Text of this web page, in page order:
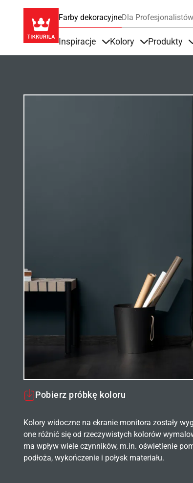
Farby dekoracyjneDla Profesjonalistów
Inspiracje Kolory Produkty
Pobierz próbkę koloru
Kolory widoczne na ekranie monitora zostały
one różnić się od rzeczywistych kolorów
ma wpływ wiele czynników, m.in. oświetlenie
podłoża, wykończenie i połysk materiału.